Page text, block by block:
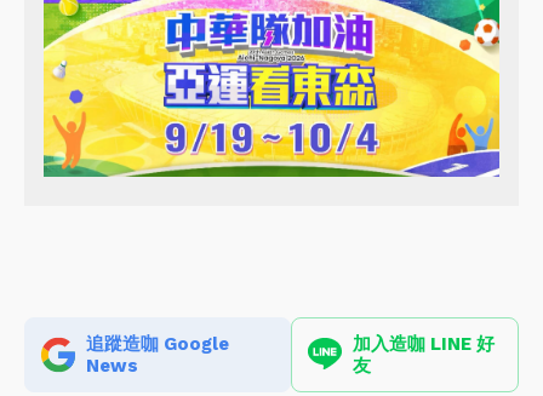
追蹤造咖 Google
News
加入造咖 LINE 好
友